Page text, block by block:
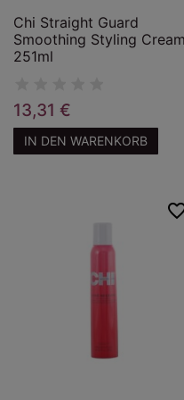
Chi Straight Guard
Smoothing Styling Cream
251ml
13,31 €
IN DEN WARENKORB